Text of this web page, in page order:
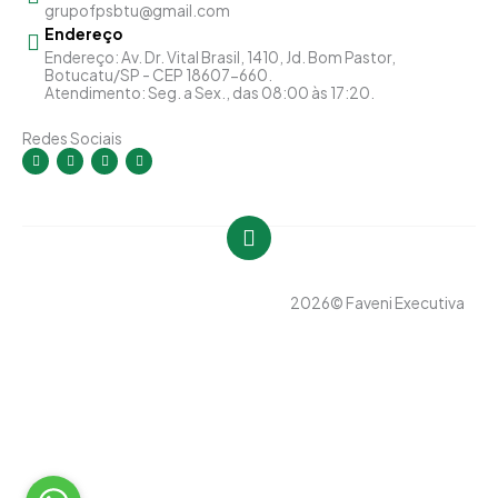
grupofpsbtu@gmail.com
Endereço
Endereço: Av. Dr. Vital Brasil, 1410, Jd. Bom Pastor,
Botucatu/SP - CEP 18607-660.
Atendimento: Seg. a Sex., das 08:00 às 17:20.
Redes Sociais
I
n
s
F
a
c
Y
o
u
L
i
n
2026© Faveni Executiva